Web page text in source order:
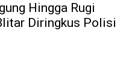
Hingga Rugi
Diringkus Polisi